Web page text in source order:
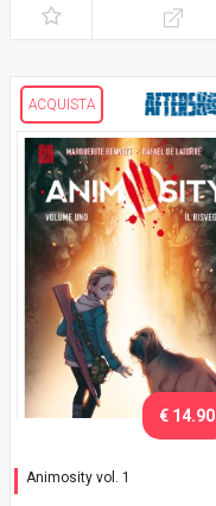
ACQUISTA
Animosity vol. 1
€ 14.90